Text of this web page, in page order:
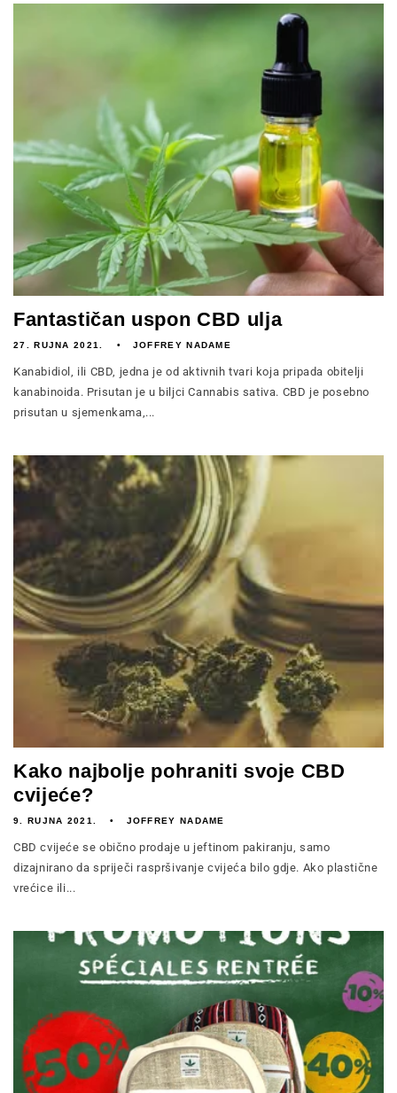
Fantastičan uspon CBD ulja
27. RUJNA 2021. JOFFREY NADAME
Kanabidiol, ili CBD, jedna je od aktivnih tvari koja pripada obitelji
kanabinoida. Prisutan je u biljci Cannabis sativa. CBD je posebno
prisutan u sjemenkama,...
Kako najbolje pohraniti svoje CBD
cvijeće?
9. RUJNA 2021. JOFFREY NADAME
CBD cvijeće se obično prodaje u jeftinom pakiranju, samo
dizajnirano da spriječi raspršivanje cvijeća bilo gdje. Ako plastične
vrećice ili...